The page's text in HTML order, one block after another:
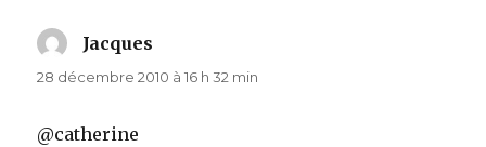
Jacques
28 décembre 2010 à 16 h 32 min
@catherine